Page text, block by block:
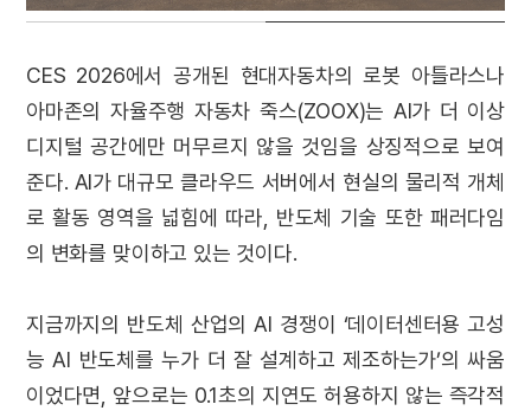
CES 2026에서 공개된 현대자동차의 로봇 아틀라스나
아마존의 자율주행 자동차 죽스(ZOOX)는 AI가 더 이상
디지털 공간에만 머무르지 않을 것임을 상징적으로 보여
준다. AI가 대규모 클라우드 서버에서 현실의 물리적 개체
로 활동 영역을 넓힘에 따라, 반도체 기술 또한 패러다임
의 변화를 맞이하고 있는 것이다.
지금까지의 반도체 산업의 AI 경쟁이 ‘데이터센터용 고성
능 AI 반도체를 누가 더 잘 설계하고 제조하는가’의 싸움
이었다면, 앞으로는 0.1초의 지연도 허용하지 않는 즉각적